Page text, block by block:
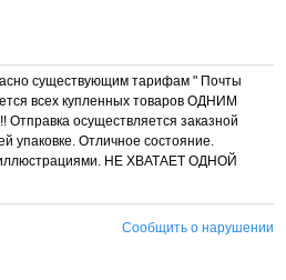
существующим тарифам " Почты
всех купленных товаров ОДНИМ
осуществляется заказной
упаковке. Отличное состояние.
НЕ ХВАТАЕТ ОДНОЙ
Сообщить о нарушении